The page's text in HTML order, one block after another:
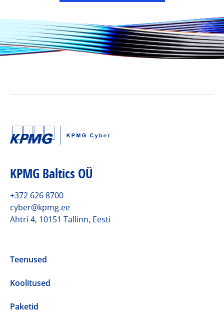
KPMG Baltics OÜ
+372 626 8700
cyber@kpmg.ee
Ahtri 4, 10151 Tallinn, Eesti
Teenused
Koolitused
Paketid